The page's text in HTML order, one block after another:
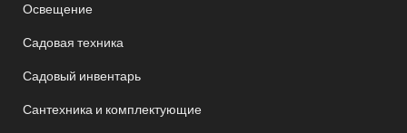
Освещение
Садовая техника
Садовый инвентарь
Сантехника и комплектующие